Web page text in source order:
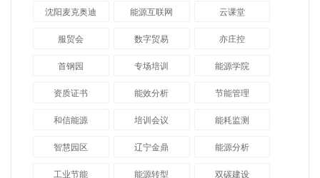
沈阳麦克奥迪 能源互联网 云课堂
服贸会 数字贸易 亦庄控
首钢园 专场培训 能源学院
资质证书 能效分析 节能管理
和信能源 培训会议 能耗监测
智慧园区 辽宁金鼎 能源分析
工业节能 能源转型 双碳建设